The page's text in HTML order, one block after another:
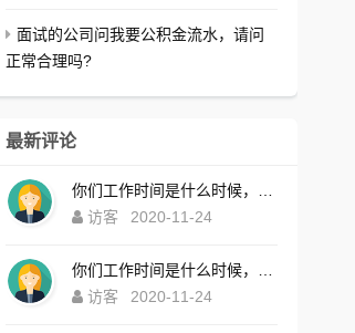
面试的公司问我要公积金流水，请问
正常合理吗?
最新评论
访客
2020-11-24
访客
2020-11-24